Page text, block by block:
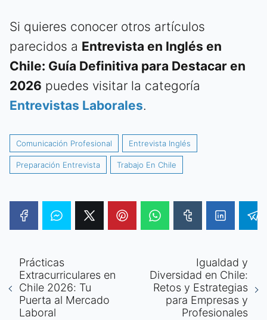
Si quieres conocer otros artículos
parecidos a Entrevista en Inglés en
Chile: Guía Definitiva para Destacar en
2026 puedes visitar la categoría
Entrevistas Laborales.
Comunicación Profesional Entrevista Inglés
Preparación Entrevista Trabajo En Chile
Prácticas
Extracurriculares en
Chile 2026: Tu
Puerta al Mercado
Laboral
Igualdad y
Diversidad en Chile:
Retos y Estrategias
para Empresas y
Profesionales